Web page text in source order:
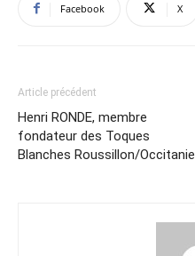
Facebook X
Article précédent
Henri RONDE, membre
fondateur des Toques
Blanches Roussillon/Occitanie